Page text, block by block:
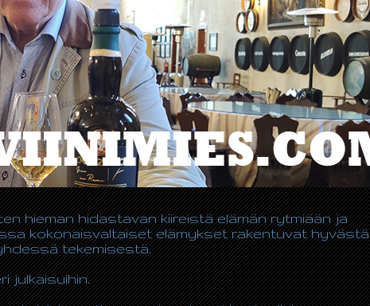
hieman hidastavan kiireistä elämän rytmiään ja
kokonaisvaltaiset elämykset rakentuvat hyvästä
tekemisestä.
julkaisuihin.